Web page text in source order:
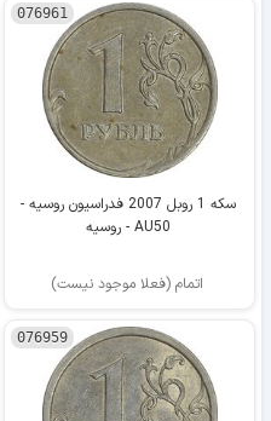
076961
سکه 1 روبل 2007 فدراسیون روسیه -
AU50 - روسیه
اتمام (فعلا موجود نیست)
076959